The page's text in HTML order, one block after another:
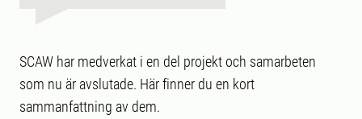
SCAW har medverkat i en del projekt och samarbeten
som nu är avslutade. Här finner du en kort
sammanfattning av dem.